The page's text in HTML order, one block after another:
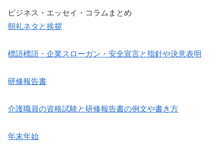
ビジネス・エッセイ・コラムまとめ
朝礼ネタと挨拶
標語標語・企業スローガン・安全宣言と指針や決意表明
研修報告書
介護職員の資格試験と研修報告書の例文や書き方
年末年始